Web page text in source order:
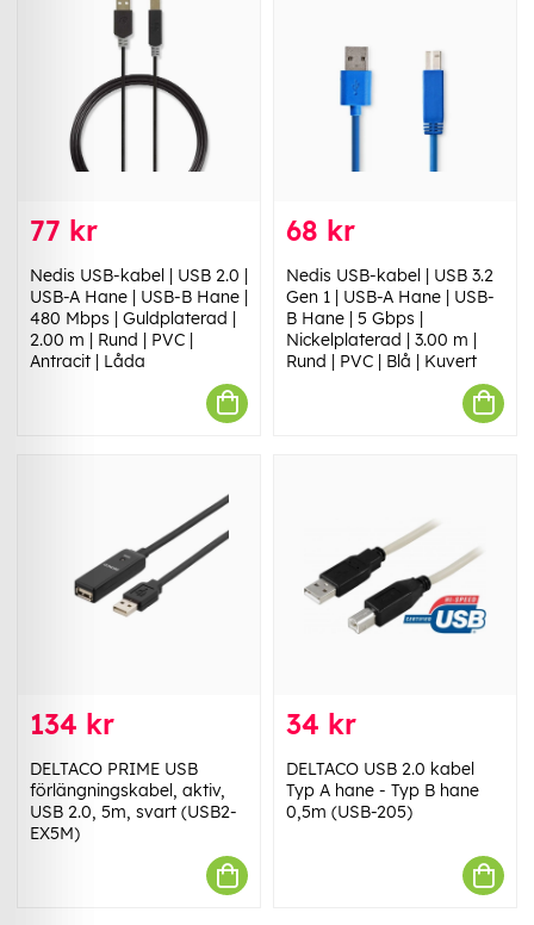
77 kr
Nedis USB-kabel | USB 2.0 |
USB-A Hane | USB-B Hane |
480 Mbps | Guldplaterad |
2.00 m | Rund | PVC |
Antracit | Låda
68 kr
Nedis USB-kabel | USB 3.2
Gen 1 | USB-A Hane | USB-
B Hane | 5 Gbps |
Nickelplaterad | 3.00 m |
Rund | PVC | Blå | Kuvert
134 kr
DELTACO PRIME USB
förlängningskabel, aktiv,
USB 2.0, 5m, svart (USB2-
EX5M)
34 kr
DELTACO USB 2.0 kabel
Typ A hane - Typ B hane
0,5m (USB-205)